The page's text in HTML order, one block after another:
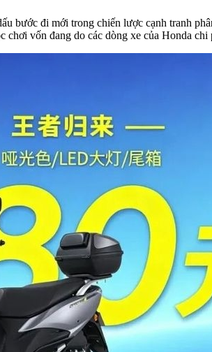
bước đi mới trong chiến lược cạnh tranh
vốn đang do các dòng xe của Honda